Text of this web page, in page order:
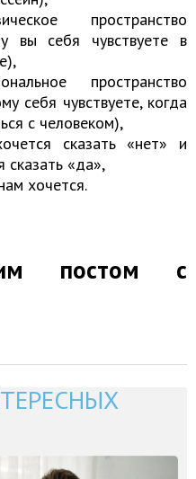
пространство
вы себя чувствуете в
пространство
себя чувствуете, когда
с человеком),
сказать «нет» и
сказать «да»,
хочется.
постом с